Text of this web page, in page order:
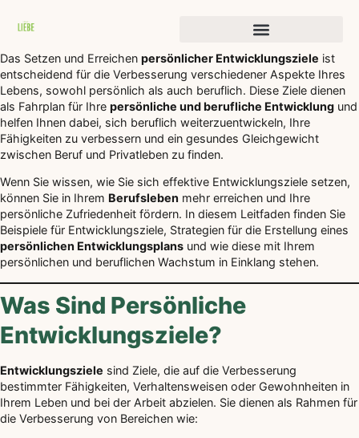
Das Setzen und Erreichen persönlicher Entwicklungsziele ist
entscheidend für die Verbesserung verschiedener Aspekte Ihres
Lebens, sowohl persönlich als auch beruflich. Diese Ziele dienen
als Fahrplan für Ihre persönliche und berufliche Entwicklung und
helfen Ihnen dabei, sich beruflich weiterzuentwickeln, Ihre
Fähigkeiten zu verbessern und ein gesundes Gleichgewicht
zwischen Beruf und Privatleben zu finden.
Wenn Sie wissen, wie Sie sich effektive Entwicklungsziele setzen,
können Sie in Ihrem Berufsleben mehr erreichen und Ihre
persönliche Zufriedenheit fördern. In diesem Leitfaden finden Sie
Beispiele für Entwicklungsziele, Strategien für die Erstellung eines
persönlichen Entwicklungsplans und wie diese mit Ihrem
persönlichen und beruflichen Wachstum in Einklang stehen.
Was Sind Persönliche
Entwicklungsziele?
Entwicklungsziele sind Ziele, die auf die Verbesserung
bestimmter Fähigkeiten, Verhaltensweisen oder Gewohnheiten in
Ihrem Leben und bei der Arbeit abzielen. Sie dienen als Rahmen für
die Verbesserung von Bereichen wie: